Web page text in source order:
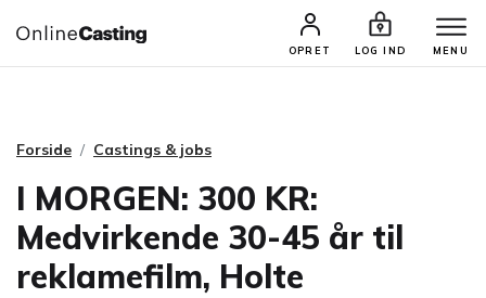
OPRET LOG IND MENU
CASTINGS & JOBS SØG PROFIL
Forside Castings & jobs
I MORGEN: 300 KR:
Medvirkende 30-45 år til
reklamefilm, Holte